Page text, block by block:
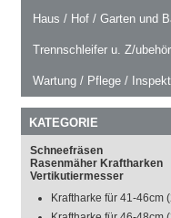
Haus / Hof / Garten und
Trennschleifer u. Z/ubehör
Wartung / Pflege /
KATEGORIE
Schneefräsen
Rasenmäher Kraftharken
Vertikutiermesser
Kraftharke für 41-46cm